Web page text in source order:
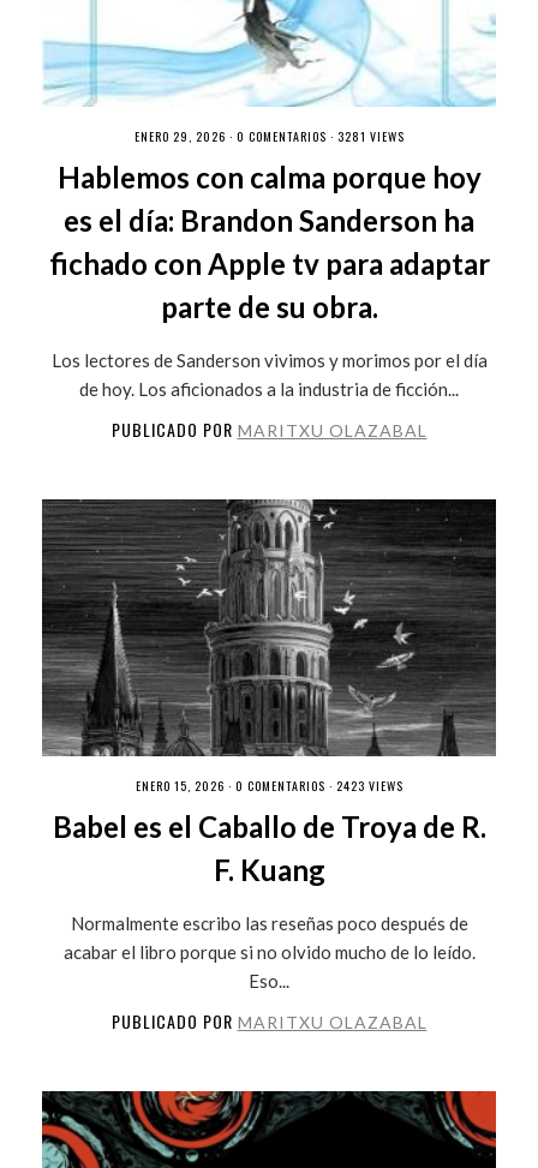
ENERO 29, 2026 · 0 COMENTARIOS · 3281 VIEWS
Hablemos con calma porque hoy
es el día: Brandon Sanderson ha
fichado con Apple tv para adaptar
parte de su obra.
Los lectores de Sanderson vivimos y morimos por el día
de hoy. Los aficionados a la industria de ficción...
PUBLICADO POR MARITXU OLAZABAL
ENERO 15, 2026 · 0 COMENTARIOS · 2423 VIEWS
Babel es el Caballo de Troya de R.
F. Kuang
Normalmente escribo las reseñas poco después de
acabar el libro porque si no olvido mucho de lo leído.
Eso...
PUBLICADO POR MARITXU OLAZABAL